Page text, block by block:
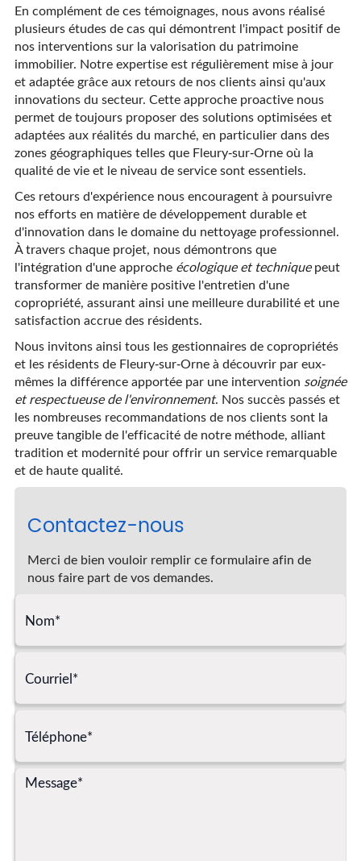
En complément de ces témoignages, nous avons réalisé
plusieurs études de cas qui démontrent l'impact positif de
nos interventions sur la valorisation du patrimoine
immobilier. Notre expertise est régulièrement mise à jour
et adaptée grâce aux retours de nos clients ainsi qu'aux
innovations du secteur. Cette approche proactive nous
permet de toujours proposer des solutions optimisées et
adaptées aux réalités du marché, en particulier dans des
zones géographiques telles que Fleury-sur-Orne où la
qualité de vie et le niveau de service sont essentiels.
Ces retours d'expérience nous encouragent à poursuivre
nos efforts en matière de développement durable et
d'innovation dans le domaine du nettoyage professionnel.
À travers chaque projet, nous démontrons que
l'intégration d'une approche écologique et techniquepeut
transformer de manière positive l'entretien d'une
copropriété, assurant ainsi une meilleure durabilité et une
satisfaction accrue des résidents.
Nous invitons ainsi tous les gestionnaires de copropriétés
et les résidents de Fleury-sur-Orne à découvrir par eux-
mêmes la différence apportée par une intervention soignée
et respectueuse de l'environnement. Nos succès passés et
les nombreuses recommandations de nos clients sont la
preuve tangible de l'efficacité de notre méthode, alliant
tradition et modernité pour offrir un service remarquable
et de haute qualité.
Contactez-nous
Merci de bien vouloir remplir ce formulaire afin de
nous faire part de vos demandes.